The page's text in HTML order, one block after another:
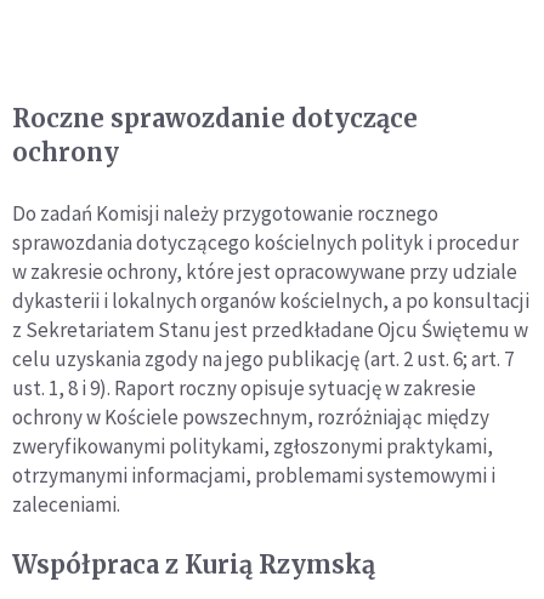
Roczne sprawozdanie dotyczące
ochrony
Do zadań Komisji należy przygotowanie rocznego
sprawozdania dotyczącego kościelnych polityk i procedur
w zakresie ochrony, które jest opracowywane przy udziale
dykasterii i lokalnych organów kościelnych, a po konsultacji
z Sekretariatem Stanu jest przedkładane Ojcu Świętemu w
celu uzyskania zgody na jego publikację (art. 2 ust. 6; art. 7
ust. 1, 8 i 9). Raport roczny opisuje sytuację w zakresie
ochrony w Kościele powszechnym, rozróżniając między
zweryfikowanymi politykami, zgłoszonymi praktykami,
otrzymanymi informacjami, problemami systemowymi i
zaleceniami.
Współpraca z Kurią Rzymską